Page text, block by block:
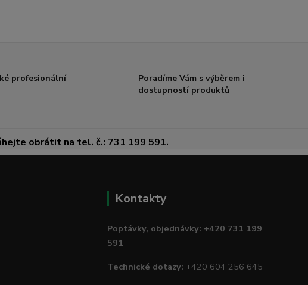
profesionální
Poradíme Vám s výběrem i
dostupností produktů
obrátit na tel. č.: 731 199 591.
Kontakty
Poptávky, objednávky: +420 731 199
591
Technické dotazy: +420 604 256 645